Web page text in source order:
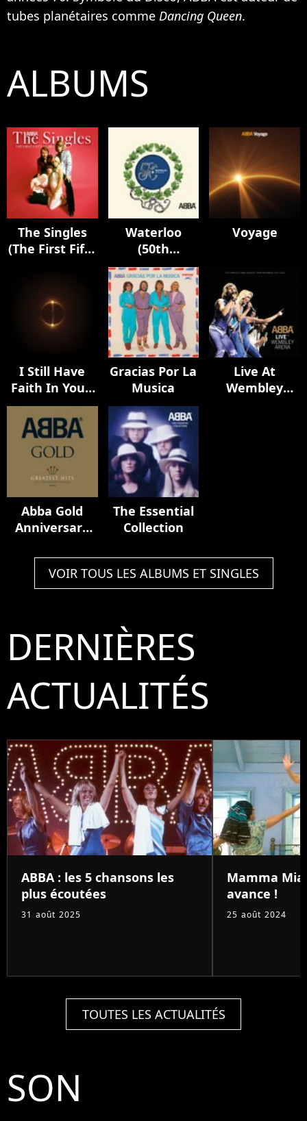
tubes planétaires comme Dancing Queen.
ALBUMS
The Singles
(The First Fifty
Waterloo
(50th
Anniversary
Edition)
Voyage
I Still Have
Faith In You /
Don't Shut Me
Down
Gracias Por La
Musica
Live At
Wembley
Abba Gold
Anniversary
The Essential
Collection
VOIR TOUS LES ALBUMS ET SINGLES
DERNIÈRES
ACTUALITÉS
ABBA : les 5 chansons les
plus écoutées
31 août 2025
Mamma
avance !
25 août 2024
TOUTES LES ACTUALITÉS
SON